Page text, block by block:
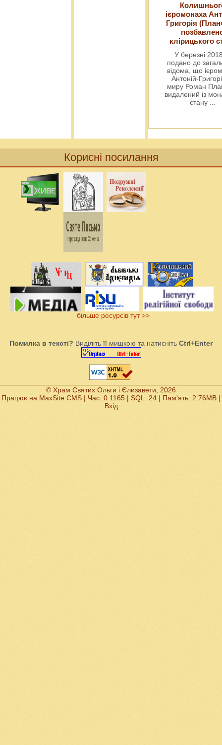
ієромонаха
Григорія
клірицького
У березні
подано до
відома, що
Антоній-
миру Роман
видалений із
стану
Корисні посилання
більше ресурсів тут >>
Помилка в тексті? Виділіть її мишкою та натисніть Ctrl+Enter
© Храм Святих Ольги і Єлизавети, 2026
Працює на MaxSite CMS | Час: 0.1165 | SQL: 24 | Пам'ять: 2.76MB |
Вхід